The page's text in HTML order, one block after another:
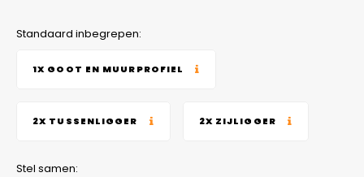
Standaard inbegrepen:
1X GOOT EN MUURPROFIEL
2X TUSSENLIGGER 2X ZIJLIGGER
Stel samen: